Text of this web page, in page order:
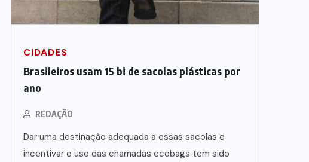
CIDADES
Brasileiros usam 15 bi de sacolas plásticas por
ano
REDAÇÃO
Dar uma destinação adequada a essas sacolas e
incentivar o uso das chamadas ecobags tem sido